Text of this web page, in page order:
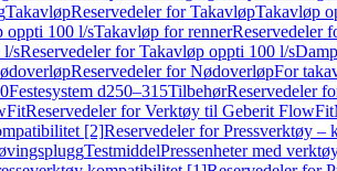
TakavløpReservedeler for TakavløpTakavløp
oppti 100 l/sTakavløp for rennerReservedeler
l/sReservedeler for Takavløp oppti 100 l/s
Reservedeler for NødoverløpFor
Festesystem d250–315TilbehørReservedeler
Reservedeler for Verktøy til Geberit FlowFit
[2]Reservedeler for Pressverktøy –
TestmiddelPressenheter med